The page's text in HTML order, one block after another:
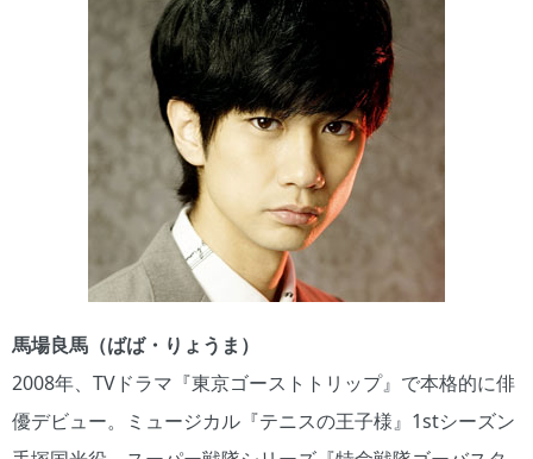
馬場良馬（ばば・りょうま）
2008年、TVドラマ『東京ゴーストトリップ』で本格的に俳
優デビュー。ミュージカル『テニスの王子様』1stシーズン